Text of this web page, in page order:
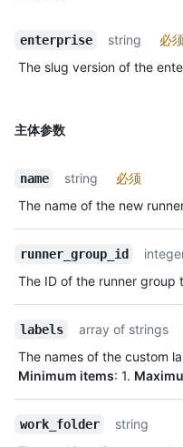
enterprise string
必
The slug version of the
主体参数
name string
必须
The name of the new
runner_group_id
The ID of the runner group
labels array of strings
The names of the custom
Minimum items: 1.
work_folder
string